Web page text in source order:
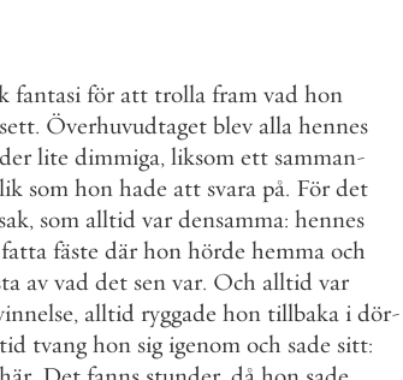
fantasi för att trolla fram vad hon
sett. Överhuvudtaget blev alla hennes
lite dimmiga, liksom ett samman-
som hon hade att svara på. För det
sak, som alltid var densamma: hennes
fatta fäste där hon hörde hemma och
av vad det sen var. Och alltid var
, alltid ryggade hon tillbaka i dör-
tvang hon sig igenom och sade sitt: